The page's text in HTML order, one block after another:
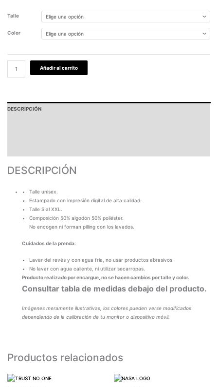
Talle
Color
Añadir al carrito
DESCRIPCIÓN
DESCRIPCIÓN
Talle unisex.
Estampado con impresión digital de alta calidad.
Talle S al XXL.
Composición 50% algodón 50% poliéster.
No encogen ni forman pilling con los lavados.
Cuidados de la prenda:
Lavar del revés y con agua fría, no usar productos abrasivos.
No lavar con agua caliente, ni utilizar secarropas.
Producto realizado por encargue, no se hacen cambios por talle y color.
Consultar tabla de medidas debajo del producto.
Imágenes meramente ilustrativas, los colores pueden verse modificados
dependiendo de la calibración de tu monitor o dispositivo móvil.
Productos relacionados